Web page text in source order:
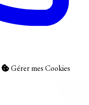
Gérer mes Cookies